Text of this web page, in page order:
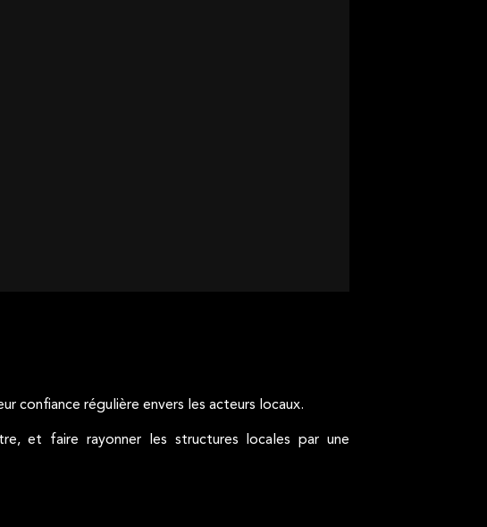
confiance régulière envers les acteurs locaux.
et faire rayonner les structures locales par une